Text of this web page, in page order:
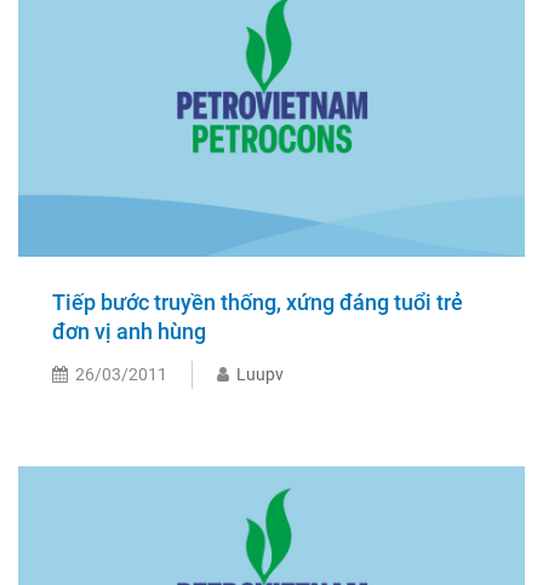
Tiếp bước truyền thống, xứng đáng tuổi trẻ
đơn vị anh hùng
26/03/2011 Luupv